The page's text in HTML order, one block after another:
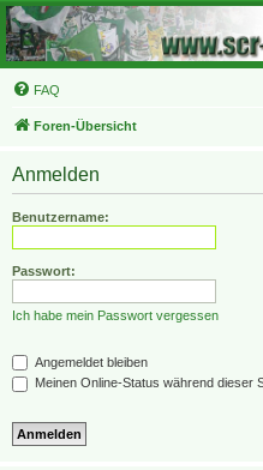
FAQ
Foren-Übersicht
Anmelden
Benutzername:
Passwort:
Ich habe mein Passwort vergessen
Angemeldet bleiben
Meinen Online-Status während dieser